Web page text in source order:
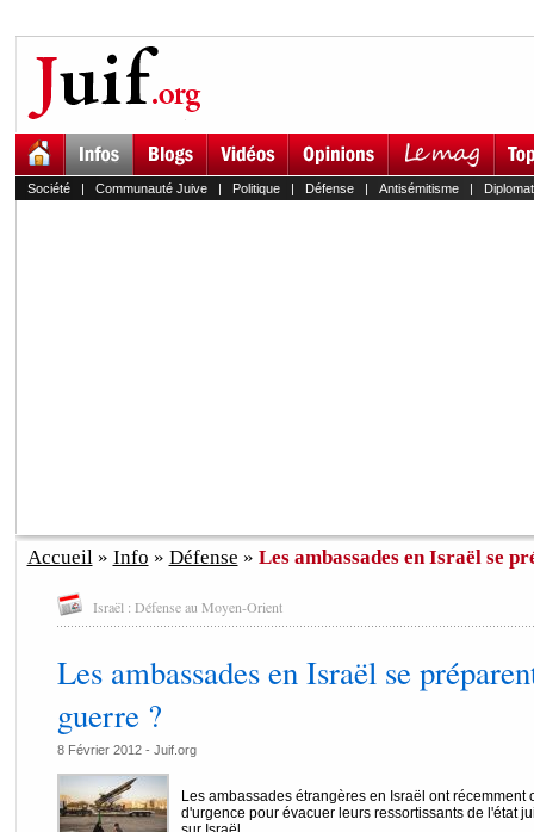
Société| Communauté Juive| Politique| Défense| Antisémitisme|
Accueil» Info » Défense » Les ambassades en Israël se
Israël : Défense au Moyen-Orient
Les ambassades en Israël se
guerre ?
8 Février 2012 - Juif.org
Les ambassades étrangères en Israël ont récemment
d'urgence pour évacuer leurs ressortissants de l'état